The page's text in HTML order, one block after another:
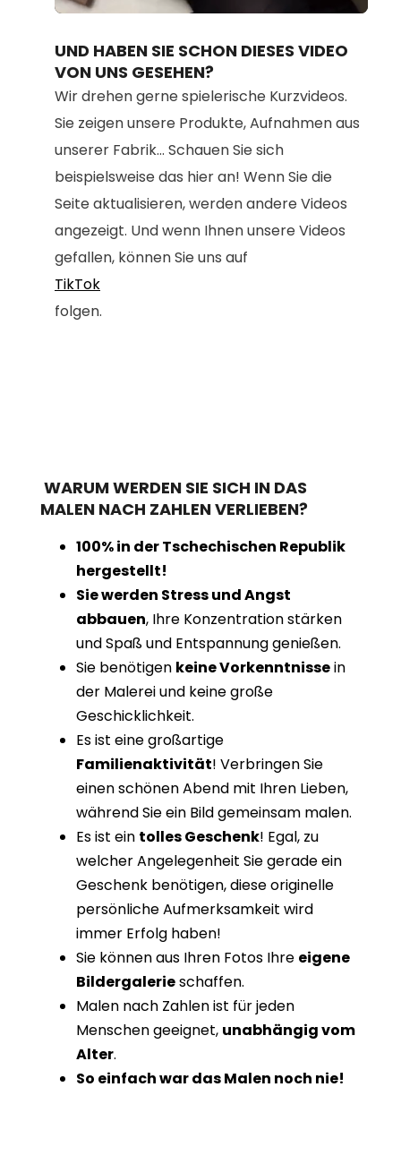
100.00%
UND HABEN SIE SCHON DIESES VIDEO
VON UNS GESEHEN?
Wir drehen gerne spielerische Kurzvideos.
Sie zeigen unsere Produkte, Aufnahmen aus
unserer Fabrik... Schauen Sie sich
beispielsweise das hier an! Wenn Sie die
Seite aktualisieren, werden andere Videos
angezeigt. Und wenn Ihnen unsere Videos
gefallen, können Sie uns auf
TikTok
folgen.
WARUM WERDEN SIE SICH IN DAS
MALEN NACH ZAHLEN VERLIEBEN?
100% in der Tschechischen Republik
hergestellt!
Sie werden Stress und Angst
abbauen, Ihre Konzentration stärken
und Spaß und Entspannung genießen.
Sie benötigen keine Vorkenntnissein
der Malerei und keine große
Geschicklichkeit.
Es ist eine großartige
Familienaktivität! Verbringen Sie
einen schönen Abend mit Ihren Lieben,
während Sie ein Bild gemeinsam malen.
Es ist ein tolles Geschenk! Egal, zu
welcher Angelegenheit Sie gerade ein
Geschenk benötigen, diese originelle
persönliche Aufmerksamkeit wird
immer Erfolg haben!
Sie können aus Ihren Fotos Ihre eigene
Bildergalerieschaffen.
Malen nach Zahlen ist für jeden
Menschen geeignet, unabhängig vom
Alter.
So einfach war das Malen noch nie!